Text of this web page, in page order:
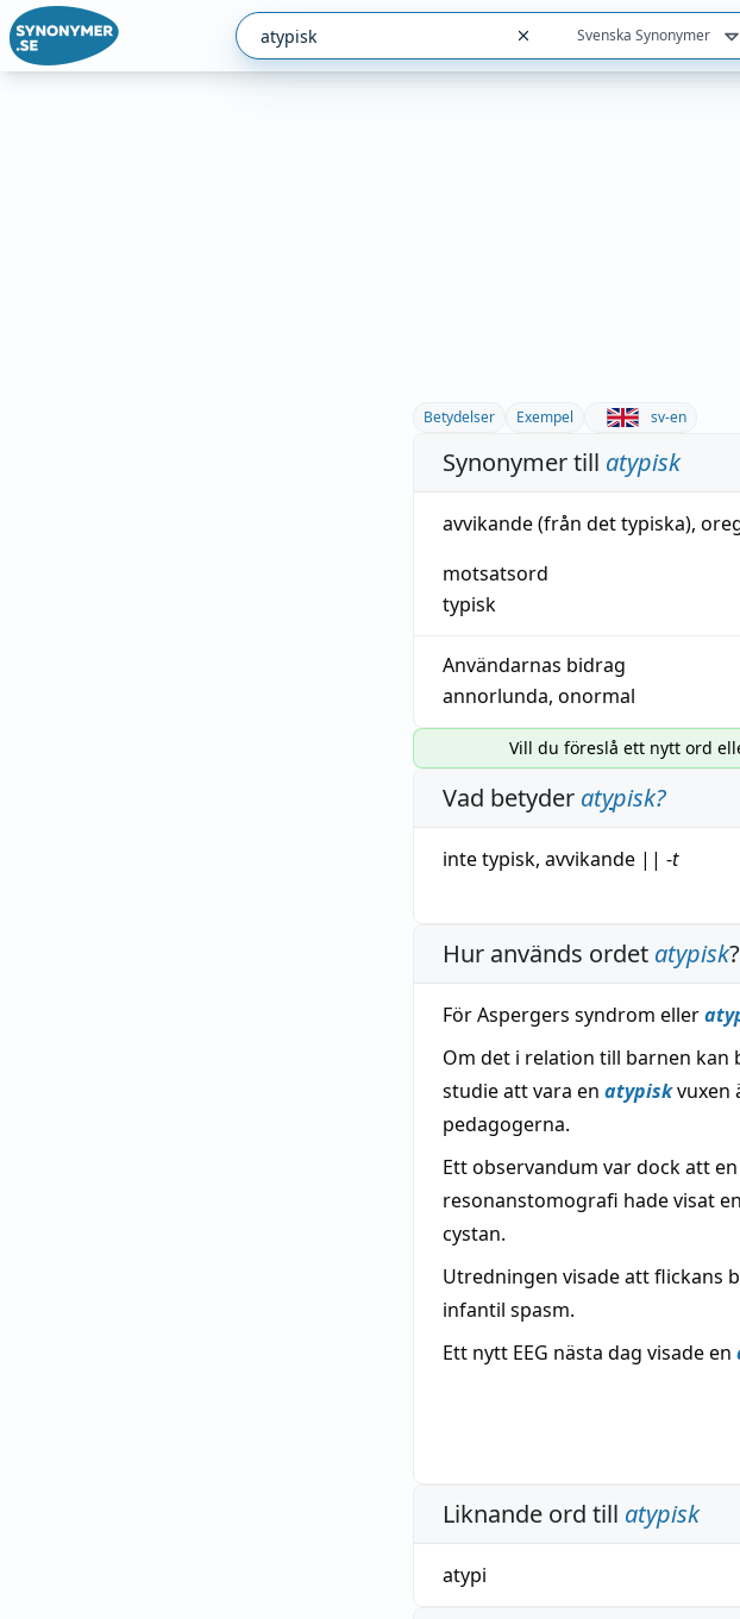
Svenska Synonymer
Betydelser Exempel sv-en
Synonymer till atypisk
avvikande(från dettypiska),
motsatsord
typisk
Användarnas bidrag
annorlunda, onormal
Vill du föreslå ett nytt ord
Vad betyder atypisk?
intetypisk, avvikande || -t
Hur används ordet atypisk?
För Aspergers syndrom eller
Om det i relation till barnen kan
studie att vara en atypiskvuxen
pedagogerna.
Ett observandum var dock att
resonanstomografi hade visat
cystan.
Utredningen visade att flickans
infantil spasm.
Ett nytt EEG nästa dag visade en
Liknande ord till atypisk
atypi